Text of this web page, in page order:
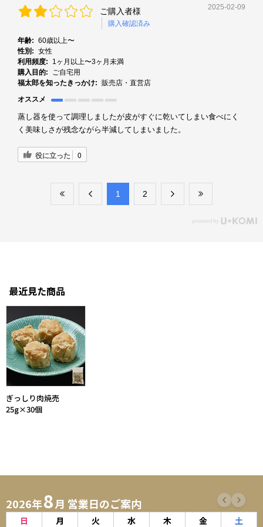
ご購入者様
購入確認済み
2025-02-09
年齢: 60歳以上〜
性別: 女性
利用頻度:
1ヶ月以上〜3ヶ月未満
購入目的:
ご自宅用
福太郎を知ったきっかけ: 販売店・直営店
オススメ
蒸し器を使って調理しましたが皮がすぐに乾いてしまい食べにく
く美味しさが残念ながら半減してしまいました。
役に立った 0
​1 ​2
最近見た商品
ぎっしり肉焼売
25g×30個
2026年8月 営業日のご案内
日 月 火 水 木 金 土